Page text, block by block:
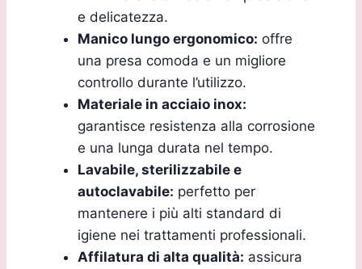
e delicatezza.
Manico lungo ergonomico: offre
una presa comoda e un migliore
controllo durante l’utilizzo.
Materiale in acciaio inox:
garantisce resistenza alla corrosione
e una lunga durata nel tempo.
Lavabile, sterilizzabile e
autoclavabile: perfetto per
mantenere i più alti standard di
igiene nei trattamenti professionali.
Affilatura di alta qualità: assicura